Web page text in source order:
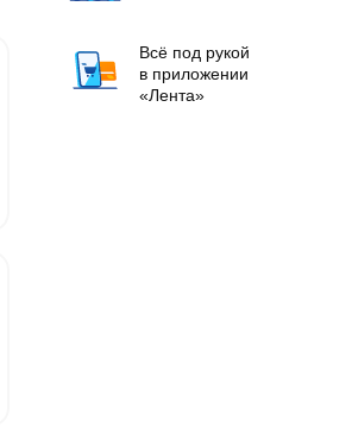
Всё под рукой
в приложении
«Лента»